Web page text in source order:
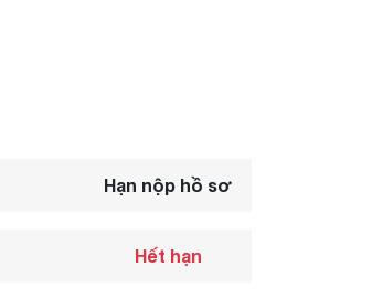
Hạn nộp hồ sơ
Hết hạn